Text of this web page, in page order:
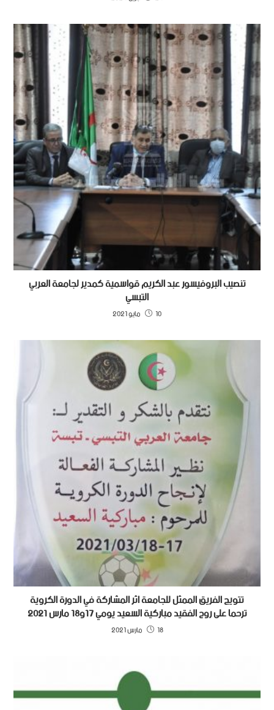
تنصيب البروفيسور عبد الكريم قواسمية كمدير لجامعة العربي
التبسي
10 مايو 2021
تتويج الفريق الممثل للجامعة اثر المشاركة في الدورة الكروية
ترحما على روح الفقيد مباركية السعيد يومي 17و18 مارس 2021
18 مارس 2021